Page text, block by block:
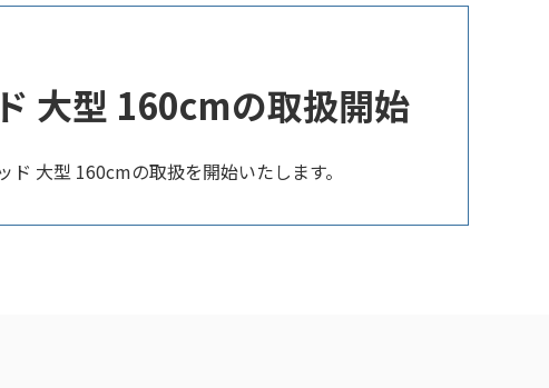
大型 160cmの取扱開始
大型 160cmの取扱を開始いたします。